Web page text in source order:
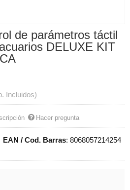
de parámetros táctil
DELUXE KIT
Incluidos)
Hacer pregunta
EAN / Cod. Barras: 8068057214254